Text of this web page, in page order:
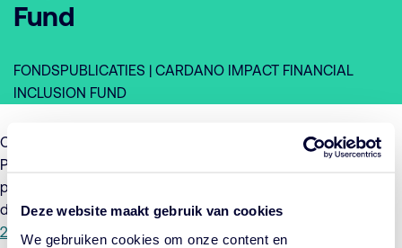
Deze website maakt gebruik van cookies
We gebruiken cookies om onze content en
Fund
FONDSPUBLICATIES | CARDANO IMPACT FINANCIAL
INCLUSION FUND
Op 10 juni 2025 zal de Algemene Vergadering van
Participanten van Cardano Impact Financial Inclusion Fund
plaatsvinden. Graag verwijzen wij u naar het op 10 juni 2025,
door de participantenvergadering, vast te stellen
2025 Cardano Impact Financial Inclusion Fund (pdf)